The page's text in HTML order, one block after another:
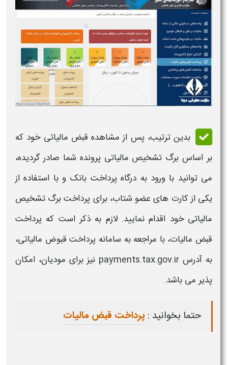
بدین ترتیب، پس از مشاهده قبض مالیاتی خود که
بر اساسبرگ تشخیص مالیاتی پرونده شما صادر گردیده،
می توانید با ورود به درگاه پرداخت بانک و با استفاده از
یکی از کارت های عضو شتاب، برای پرداختبرگ تشخیص
مالیاتیخود اقدام نمایید. لازم به ذکر است که پرداخت
قبض مالیات، با مراجعه به سامانه پرداخت قبوض مالیاتی،
به آدرس payments.tax.gov.ir نیز برای مودیان، امکان
پذیر می باشد.
حتما بخوانید :پرداخت قبض مالیات